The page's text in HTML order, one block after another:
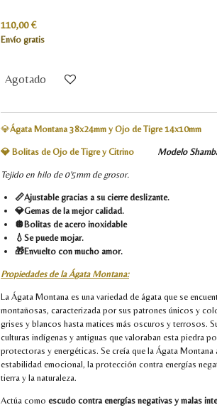
110,00 €
Envío gratis
Agotado
💎Ágata Montana 38x24mm y Ojo de Tigre 14x10mm
💎 Bolitas de Ojo de Tigre y Citrino Modelo
Tejido en hilo de 0'5mm de grosor.
📏Ajustable gracias a su cierre deslizante.
💎Gemas de la mejor calidad.
🪩Bolitas de acero inoxidable
💧Se puede mojar.
🎁Envuelto con mucho amor.
Propiedades de la Ágata Montana:
La Ágata Montana es una variedad de ágata que se
montañosas, caracterizada por sus patrones únicos y
grises y blancos hasta matices más oscuros y terrosos.
culturas indígenas y antiguas que valoraban esta piedra
protectoras y energéticas. Se creía que la Ágata Montana
estabilidad emocional, la protección contra energías
tierra y la naturaleza.
Actúa como escudo contra energías negativas y malas